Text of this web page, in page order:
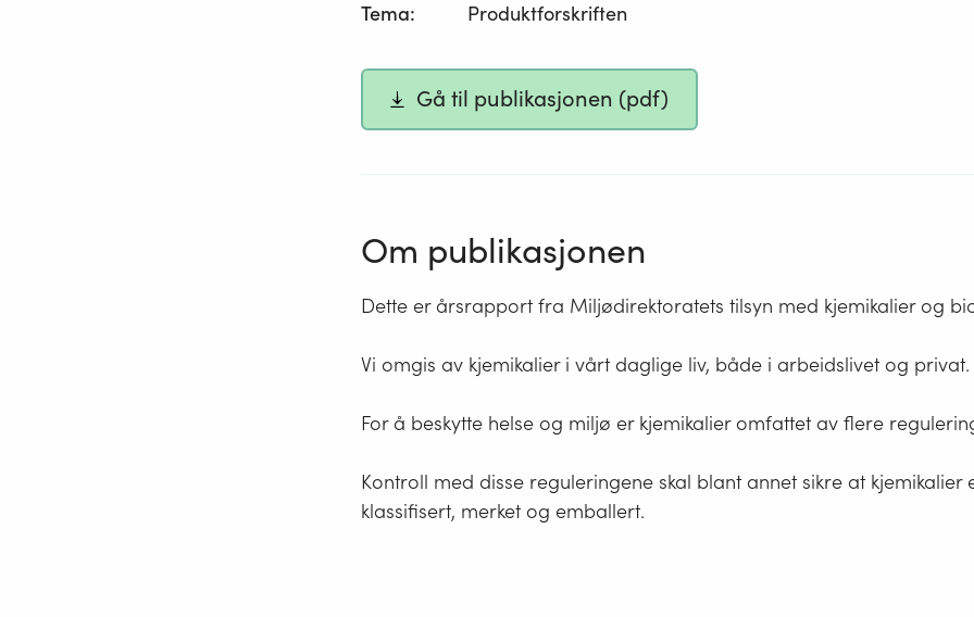
Tema:
Produktforskriften
Gå til publikasjonen (pdf)
Om publikasjonen
Dette er årsrapport fra Miljødirektoratets tilsyn med kjemikalier og
Vi omgis av kjemikalier i vårt daglige liv, både i arbeidslivet og privat.
For å beskytte helse og miljø er kjemikalier omfattet av flere
Kontroll med disse reguleringene skal blant annet sikre at kjemikalier
klassifisert, merket og emballert.